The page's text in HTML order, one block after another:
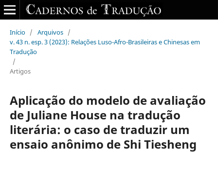
Início / Arquivos /
v. 43 n. esp. 3 (2023): Relações Luso-Afro-Brasileiras e Chinesas em
Tradução
/
Artigos
Aplicação do modelo de avaliação
de Juliane House na tradução
literária: o caso de traduzir um
ensaio anônimo de Shi Tiesheng